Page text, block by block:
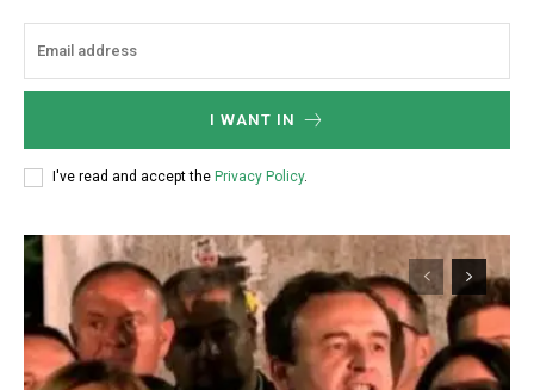
I WANT IN
I've read and accept the Privacy Policy.